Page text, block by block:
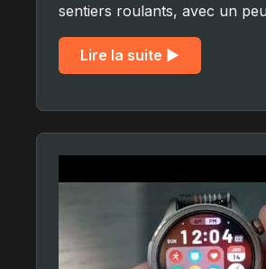
sentiers roulants, avec un
Lire la suite ▶︎